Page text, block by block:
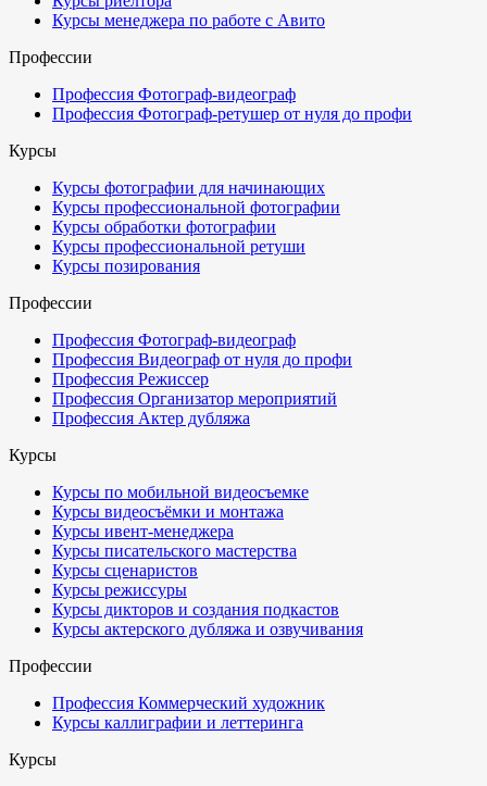
Курсы менеджера по работе с Авито
Профессии
Профессия Фотограф-видеограф
Профессия Фотограф-ретушер от нуля до профи
Курсы
Курсы фотографии для начинающих
Курсы профессиональной фотографии
Курсы обработки фотографии
Курсы профессиональной ретуши
Курсы позирования
Профессии
Профессия Фотограф-видеограф
Профессия Видеограф от нуля до профи
Профессия Режиссер
Профессия Организатор мероприятий
Профессия Актер дубляжа
Курсы
Курсы по мобильной видеосъемке
Курсы видеосъёмки и монтажа
Курсы ивент-менеджера
Курсы писательского мастерства
Курсы сценаристов
Курсы режиссуры
Курсы дикторов и создания подкастов
Курсы актерского дубляжа и озвучивания
Профессии
Профессия Коммерческий художник
Курсы каллиграфии и леттеринга
Курсы